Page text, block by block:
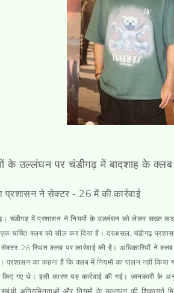
के उल्लंघन पर चंडीगढ़ में बादशाह के
प्रशासन ने सेक्टर - 26 में की कार्रवाई
चंडीगढ़ में प्रशासन ने नियमों के उल्लंघन को लेकर सख्त
चर्चित क्लब को सील कर दिया है। दरअसल, चंडीगढ़
26 स्थित क्लब पर कार्रवाई की है। अधिकारियों ने
प्रशासन का कहना है कि क्लब में नियमों का पालन नहीं किया
किए गए थे। इसी कारण यह कार्रवाई की गई। जानकारी के
संबंधी अनियमितताओं और नियमों के उल्लंघन की शिकायतें